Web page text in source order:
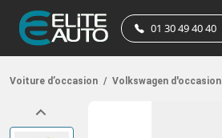
01 30 49 40 40
Voiture d’occasion / Volkswagen d'occasion